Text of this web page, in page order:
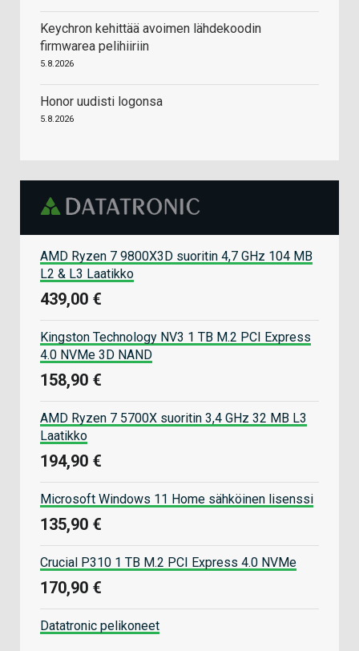
Keychron kehittää avoimen lähdekoodin
firmwarea pelihiiriin
5.8.2026
Honor uudisti logonsa
5.8.2026
AMD Ryzen 7 9800X3D suoritin 4,7 GHz 104 MB
L2 & L3 Laatikko
439,00 €
Kingston Technology NV3 1 TB M.2 PCI Express
4.0 NVMe 3D NAND
158,90 €
AMD Ryzen 7 5700X suoritin 3,4 GHz 32 MB L3
Laatikko
194,90 €
Microsoft Windows 11 Home sähköinen lisenssi
135,90 €
Crucial P310 1 TB M.2 PCI Express 4.0 NVMe
170,90 €
Datatronic pelikoneet